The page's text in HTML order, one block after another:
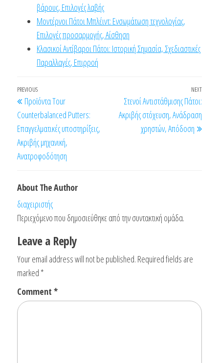
βάρους, Επιλογές λαβής
Μοντέρνοι Πάτοι Μπλέιντ: Ενσωμάτωση τεχνολογίας,
Επιλογές προσαρμογής, Αίσθηση
Κλασικοί Αντίβαροι Πάτοι: Ιστορική Σημασία, Σχεδιαστικές
Παραλλαγές, Επιρροή
Post
navigation
Previous
Post
PREVIOUS
Προϊόντα Tour
Counterbalanced Putters:
Επαγγελματικές υποστηρίξεις,
Ακριβής μηχανική,
Ανατροφοδότηση
Next
NEXT
Στενοί Αντιστάθμισης Πάτοι:
Ακριβής στόχευση, Ανάδραση
χρηστών, Απόδοση
About The Author
διαχειριστής
Περιεχόμενο που δημοσιεύθηκε από την συντακτική ομάδα.
Leave a Reply
Your email address will not be published. Required fields are
marked *
Comment *